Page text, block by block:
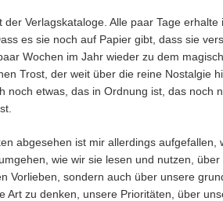
der Verlagskataloge. Alle paar Tage
es sie noch auf Papier gibt, dass sie
Wochen im Jahr wieder zu dem
Trost, der weit über die reine Nostalgie
noch etwas, das in Ordnung ist, das noch
abgesehen ist mir allerdings aufgefallen,
wie wir sie lesen und nutzen,
Vorlieben, sondern auch über unsere
Art zu denken, unsere Prioritäten, über